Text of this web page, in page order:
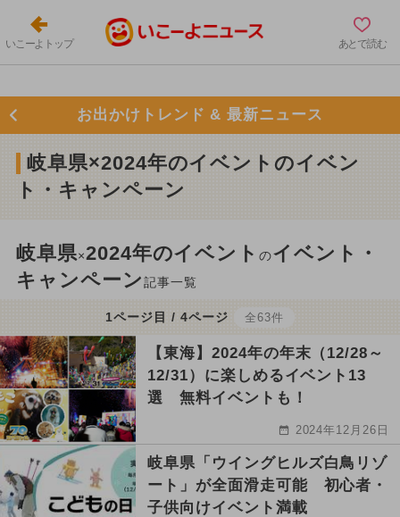
いこーよトップ あとで読む
お出かけトレンド & 最新ニュース
岐阜県×2024年のイベントのイベン
ト・キャンペーン
岐阜県×2024年のイベントのイベント・
キャンペーン記事一覧
1ページ目 / 4ページ 全63件
【東海】2024年の年末（12/28～
12/31）に楽しめるイベント13
選 無料イベントも！
2024年12月26日
岐阜県「ウイングヒルズ白鳥リゾ
ート」が全面滑走可能 初心者・
子供向けイベント満載